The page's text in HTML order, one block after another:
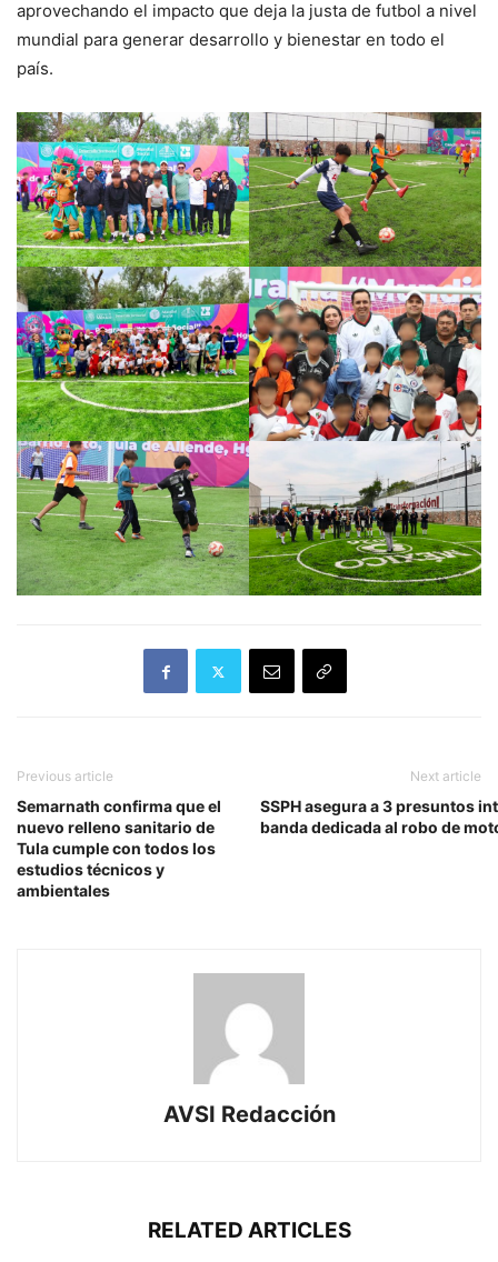
aprovechando el impacto que deja la justa de futbol a nivel
mundial para generar desarrollo y bienestar en todo el
país.
Previous article
Semarnath confirma que el
nuevo relleno sanitario de
Tula cumple con todos los
estudios técnicos y
ambientales
Next article
SSPH asegura a 3 presuntos
banda dedicada al robo de
AVSI Redacción
RELATED ARTICLES